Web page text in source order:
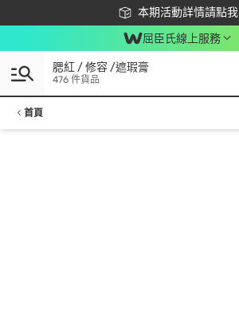
本期活動詳情請點我
下載app最高回饋$350
屈臣氏線上服務
腮紅 / 修容 /遮瑕膏
476 件貨品
首頁